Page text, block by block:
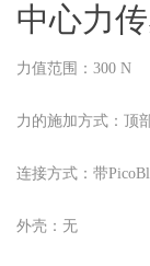
中心力
力值范围：300 N
力的施加方式：顶
连接方式：带
外壳：无